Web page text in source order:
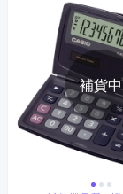
補貨中